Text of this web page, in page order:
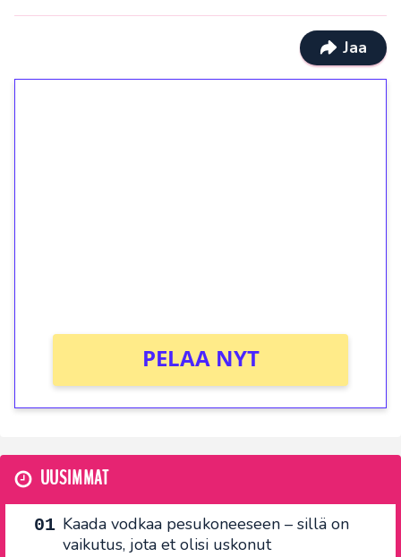
Jaa
PELAA NYT
UUSIMMAT
Kaada vodkaa pesukoneeseen – sillä on
vaikutus, jota et olisi uskonut